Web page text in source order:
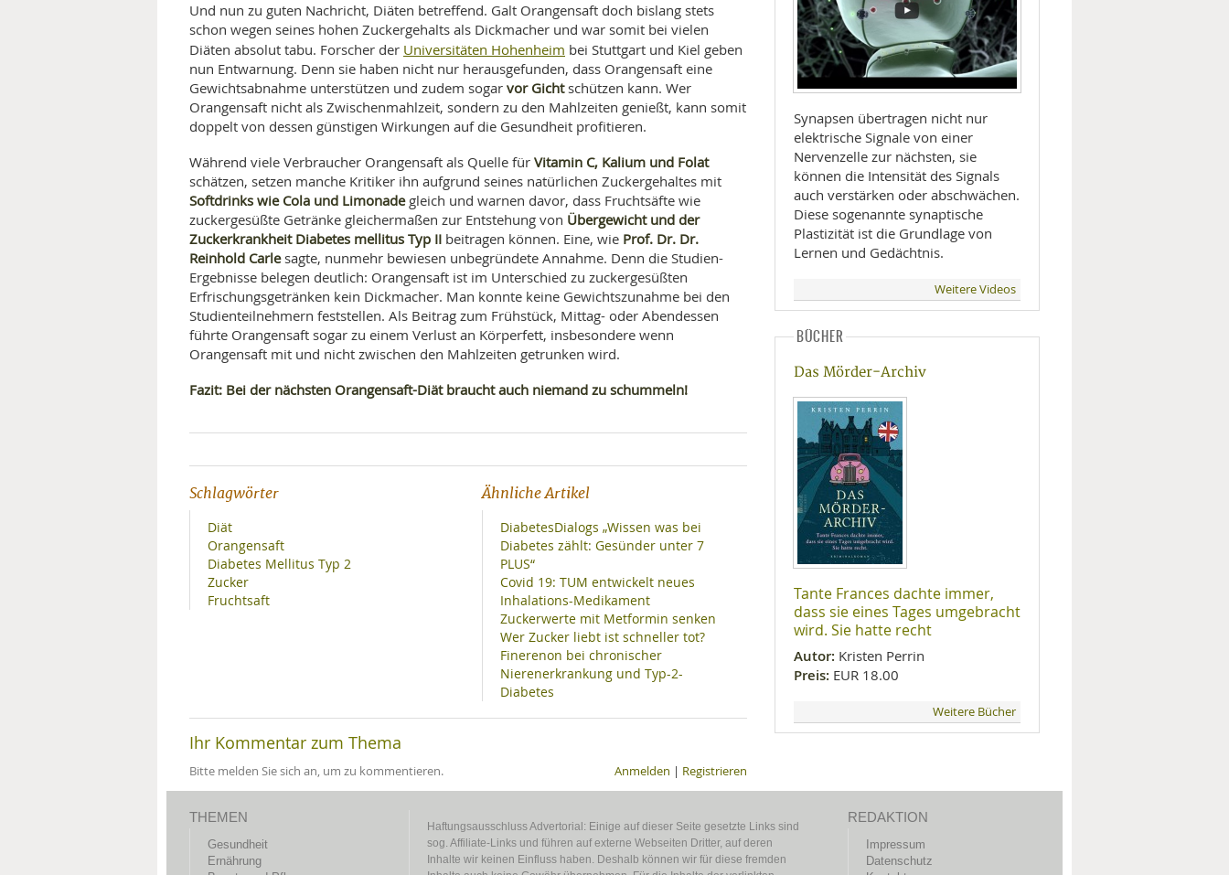
Und nun zu guten Nachricht, Diäten betreffend. Galt Orangensaft doch bislang stets
schon wegen seines hohen Zuckergehalts als Dickmacher und war somit bei vielen
Diäten absolut tabu. Forscher der Universitäten Hohenheim bei Stuttgart und Kiel geben
nun Entwarnung. Denn sie haben nicht nur herausgefunden, dass Orangensaft eine
Gewichtsabnahme unterstützen und zudem sogar vor Gichtschützen kann. Wer
Orangensaft nicht als Zwischenmahlzeit, sondern zu den Mahlzeiten genießt, kann somit
doppelt von dessen günstigen Wirkungen auf die Gesundheit profitieren.
Während viele Verbraucher Orangensaft als Quelle für Vitamin C, Kalium und Folat
schätzen, setzen manche Kritiker ihn aufgrund seines natürlichen Zuckergehaltes mit
Softdrinks wie Cola und Limonadegleich und warnen davor, dass Fruchtsäfte wie
zuckergesüßte Getränke gleichermaßen zur Entstehung von Übergewicht und der
Zuckerkrankheit Diabetes mellitus Typ II beitragen können. Eine, wie Prof. Dr. Dr.
Reinhold Carlesagte, nunmehr bewiesen unbegründete Annahme. Denn die Studien-
Ergebnisse belegen deutlich: Orangensaft ist im Unterschied zu zuckergesüßten
Erfrischungsgetränken kein Dickmacher. Man konnte keine Gewichtszunahme bei den
Studienteilnehmern feststellen. Als Beitrag zum Frühstück, Mittag- oder Abendessen
führte Orangensaft sogar zu einem Verlust an Körperfett, insbesondere wenn
Orangensaft mit und nicht zwischen den Mahlzeiten getrunken wird.
Fazit: Bei der nächsten Orangensaft-Diät braucht auch niemand zu schummeln!
Schlagwörter
Diät
Orangensaft
Diabetes Mellitus Typ 2
Zucker
Fruchtsaft
Ähnliche Artikel
DiabetesDialogs „Wissen was bei
Diabetes zählt: Gesünder unter 7
PLUS“
Covid 19: TUM entwickelt neues
Inhalations-Medikament
Zuckerwerte mit Metformin senken
Wer Zucker liebt ist schneller tot?
Finerenon bei chronischer
Nierenerkrankung und Typ-2-
Diabetes
Ihr Kommentar zum Thema
Bitte melden Sie sich an, um zu kommentieren. Anmelden | Registrieren
Synapsen übertragen nicht nur
elektrische Signale von einer
Nervenzelle zur nächsten, sie
können die Intensität des Signals
auch verstärken oder abschwächen.
Diese sogenannte synaptische
Plastizität ist die Grundlage von
Lernen und Gedächtnis.
Weitere Videos
BÜCHER
Das Mörder-Archiv
Tante Frances dachte immer,
dass sie eines Tages umgebracht
wird. Sie hatte recht
Autor: Kristen Perrin
Preis: EUR 18.00
Weitere Bücher
THEMEN
Gesundheit
Ernährung
Haftungsausschluss Advertorial: Einige auf dieser Seite gesetzte Links sind
sog. Affiliate-Links und führen auf externe Webseiten Dritter, auf deren
Inhalte wir keinen Einfluss haben. Deshalb können wir für diese fremden
REDAKTION
Impressum
Datenschutz